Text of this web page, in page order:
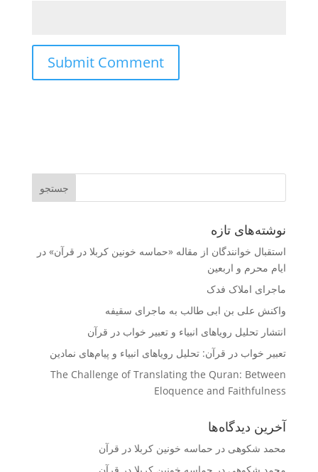
نوشته‌های تازه
استقبال خوانندگان از مقاله «حماسه خونین کربلا در قرآن» در
ایام محرم و اربعین
ماجرای املاک فدک
واکنش على بن ابى طالب به ماجرای سقیفه
انتشار تحلیل رویاهای انبیاء و تعبیر خواب در قرآن
تعبیر خواب در قرآن: تحلیل رویاهای انبیاء و پیام‌های نمادین
The Challenge of Translating the Quran: Between
Eloquence and Faithfulness
آخرین دیدگاه‌ها
محمد شکوهی در حماسه خونین کربلا در قرآن